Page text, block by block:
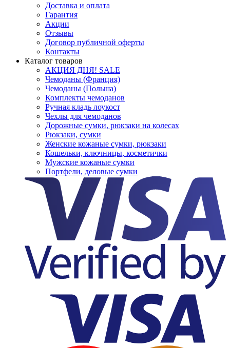
Доставка и оплата
Гарантия
Акции
Отзывы
Договор публичной оферты
Контакты
Каталог товаров
АКЦИЯ ДНЯ! SALE
Чемоданы (Франция)
Чемоданы (Польша)
Комплекты чемоданов
Ручная кладь лоукост
Чехлы для чемоданов
Дорожные сумки, рюкзаки на колесах
Рюкзаки, сумки
Женские кожаные сумки, рюкзаки
Кошельки, ключницы, косметички
Мужские кожаные сумки
Портфели, деловые сумки